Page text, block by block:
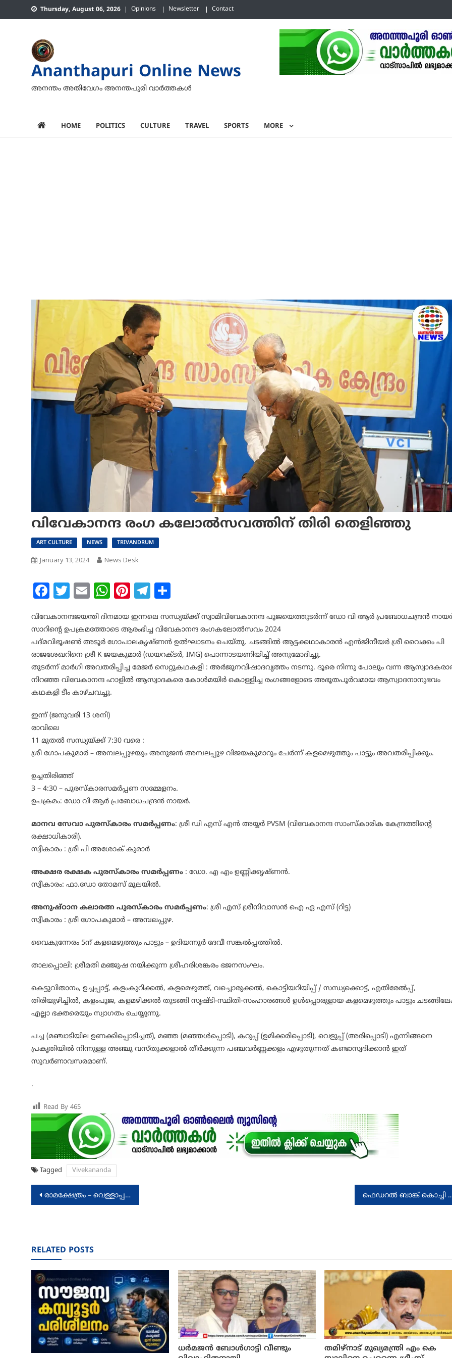
to
Thursday, August 06, 2026 Opinions Newsletter Contact
Ananthapuri Online News
അനന്തം അതിവേഗം അനന്തപുരി വാര്‍ത്തകള്‍
HOME POLITICS CULTURE TRAVEL SPORTS MORE
വിവേകാനന്ദ രംഗ കലോൽസവത്തിന് തിരി തെളിഞ്ഞു
ART CULTURE NEWS TRIVANDRUM
January 13, 2024 News Desk
Facebook
Twitter
EmailWhatsApp
Pinterest
Telegram
വിവേകാനന്ദജയന്തി ദിനമായ ഇന്നലെ സന്ധ്യയ്ക്ക് സ്വാമിവിവേകാനന്ദ പൂജയെത്തുടർന്ന് ഡോ വി ആർ പ്രബോധചന്ദ്രൻ
സാറിന്റെ ഉപക്രമത്തോടെ ആരംഭിച്ച വിവേകാനന്ദ രംഗകലോൽസവം 2024
പദ്മവിഭൂഷൺ അടൂർ ഗോപാലകൃഷ്ണൻ ഉൽഘാടനം ചെയ്തു. ചടങ്ങിൽ ആട്ടക്കഥാകാരൻ എൻജിനീയർ ശ്രീ വൈക്കം പി
രാജശേഖറിനെ ശ്രീ K ജയകുമാർ (ഡയറക്ടർ, IMG) പൊന്നാടയണിയിച്ച് അനുമോദിച്ചു.
തുടർന്ന് മാർഗി അവതരിപ്പിച്ച മേജർ സെറ്റുകഥകളി : അർജുനവിഷാദവൃത്തം നടന്നു. ദൂരെ നിന്നു പോലും വന്ന
നിറഞ്ഞ വിവേകാനന്ദ ഹാളിൽ ആസ്വാദകരെ കോൾമയിർ കൊള്ളിച്ച രംഗങ്ങളോടെ അഭൂതപൂർവമായ ആസ്വാദനാനുഭവം
കഥകളി ടീം കാഴ്ചവച്ചു.
ഇന്ന് (ജനുവരി 13 ശനി)
രാവിലെ
11 മുതൽ സന്ധ്യയ്ക്ക് 7:30 വരെ :
ശ്രീ ഗോപകുമാർ – അമ്പലപ്പുഴയും അനുജൻ അമ്പലപ്പുഴ വിജയകുമാറും ചേർന്ന് കളമെഴുത്തും പാട്ടും അവതരിപ്പിക്കും.
ഉച്ചതിരിഞ്ഞ്
3 – 4:30 – പുരസ്കാരസമർപ്പണ സമ്മേളനം.
ഉപക്രമം: ഡോ വി ആർ പ്രബോധചന്ദ്രൻ നായർ.
മാനവ സേവാ പുരസ്കാരം സമർപ്പണം: ശ്രീ ഡി എസ് എൻ അയ്യർ PVSM (വിവേകാനന്ദ സാംസ്കാരിക കേന്ദ്രത്തിന്റെ
രക്ഷാധികാരി).
സ്വീകാരം : ശ്രീ പി അശോക് കുമാർ
അക്ഷര രക്ഷക പുരസ്കാരം സമർപ്പണം : ഡോ. എ എം ഉണ്ണിക്കൃഷ്ണൻ.
സ്വീകാരം: ഫാ.ഡോ തോമസ് മൂലയിൽ.
അനുഷ്ഠാന കലാരത്ന പുരസ്കാരം സമർപ്പണം: ശ്രീ എസ് ശ്രീനിവാസൻ ഐ ഏ എസ് (റിട്ട)
സ്വീകാരം : ശ്രീ ഗോപകുമാർ – അമ്പലപ്പുഴ.
വൈകുന്നേരം 5ന് കളമെഴുത്തും പാട്ടും – ഉദിയന്നൂർ ദേവീ സങ്കൽപ്പത്തിൽ.
താലപ്പൊലി: ശ്രീമതി മഞ്ജുഷ നയിക്കുന്ന ശ്രീഹരിശങ്കരം ഭജനസംഘം.
കെട്ടുവിതാനം, ഉച്ചപ്പാട്ട്, കളംകുറിക്കൽ, കളമെഴുത്ത്, വച്ചൊരുക്കൽ, കൊട്ടിയറിയിപ്പ് / സന്ധ്യക്കൊട്ട്, എതിരേൽപ്പ്,
തിരിയുഴിച്ചിൽ, കളംപൂജ, കളമഴിക്കൽ തുടങ്ങി സൃഷ്ടി-സ്ഥിതി-സംഹാരങ്ങൾ ഉൾപ്പൊരുളായ കളമെഴുത്തും പാട്ടും
എല്ലാ ഭക്തരെയും സ്വാഗതം ചെയ്യുന്നു.
പച്ച (മഞ്ചാടിയില ഉണക്കിപ്പൊടിച്ചത്), മഞ്ഞ (മഞ്ഞൾപ്പൊടി), കറുപ്പ് (ഉമിക്കരിപ്പൊടി), വെളുപ്പ് (അരിപ്പൊടി) എന്നിങ്ങനെ
പ്രകൃതിയിൽ നിന്നുള്ള അഞ്ചു വസ്തുക്കളാൽ തീർക്കുന്ന പഞ്ചവർണ്ണക്കളം എഴുതുന്നത് കണ്ടാസ്വദിക്കാൻ ഇത്
സുവർണാവസരമാണ്.
.
Read By 465
Tagged Vivekananda
Post
രാമക്ഷേത്രം – വെള്ളാപ്പള്ളിയുടെ നിലപാട് ഗുരുദർശനത്തിന് എതിര് ഫെഡറല്‍ ബാങ്ക് കൊച്ചി
RELATED POSTS
ധര്‍മജന്‍ ബോള്‍ഗാട്ടി വീണ്ടും
തമിഴ്‌നാട് മുഖ്യമന്ത്രി എം കെ